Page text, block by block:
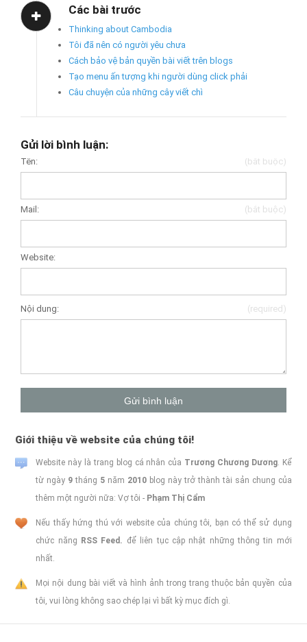
Các bài trước
Thinking about Cambodia
Tôi đã nên có người yêu chưa
Cách bảo vệ bản quyền bài viết trên blogs
Tạo menu ấn tượng khi người dùng click phải
Câu chuyện của những cây viết chì
Gửi lời bình luận:
Tên: (bắt buộc)
Mail: (bắt buộc)
Website:
Nội dung: (required)
Giới thiệu về website của chúng tôi!
Website này là trang blog cá nhân của Trương Chương Dương. Kể
từ ngày 9 tháng 5 năm 2010 blog này trở thành tài sản chung của
thêm một người nữa: Vợ tôi - Phạm Thị Cẩm
Nếu thấy hứng thú với website của chúng tôi, bạn có thể sử dụng
chức năng RSS Feed. để liên tục cập nhật những thông tin mới
nhất.
Mọi nội dung bài viết và hình ảnh trong trang thuộc bản quyền của
tôi, vui lòng không sao chép lại vì bất kỳ mục đích gì.